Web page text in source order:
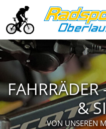
Direkt zur Hauptnavigation
Direkt zum Inhalt springen
&
VON UNSEREN